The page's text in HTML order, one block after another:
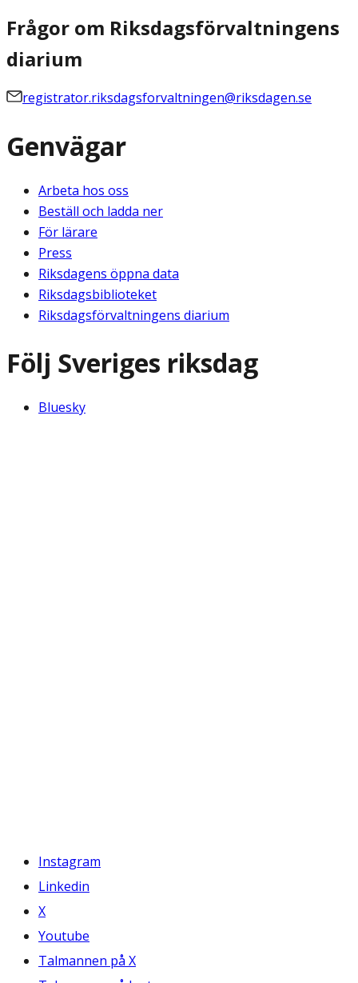
Frågor om Riksdagsförvaltningens
diarium
registrator.riksdagsforvaltningen@riksdagen.se
Genvägar
Arbeta hos oss
Beställ och ladda ner
För lärare
Press
Riksdagens öppna data
Riksdagsbiblioteket
Riksdagsförvaltningens diarium
Följ Sveriges riksdag
Bluesky
Instagram
Linkedin
X
Youtube
Talmannen på X